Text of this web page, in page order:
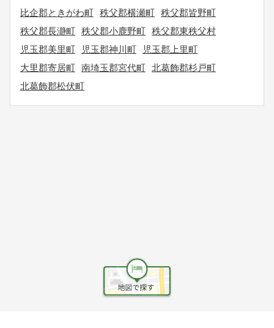
比企郡ときがわ町 秩父郡横瀬町 秩父郡皆野町
秩父郡長瀞町 秩父郡小鹿野町 秩父郡東秩父村
児玉郡美里町
児玉郡神川町
児玉郡上里町
大里郡寄居町 南埼玉郡宮代町 北葛飾郡杉戸町
北葛飾郡松伏町